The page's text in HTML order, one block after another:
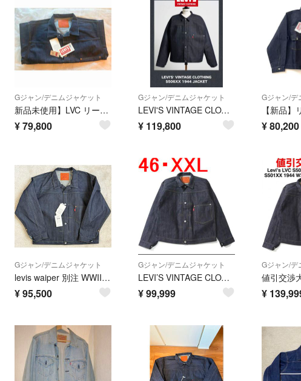
Gジャン/デニムジャケット
新品未使用】LVC リーバイス S506XX 大戦モデル 44 XL
¥79,800
Gジャン/デニムジャケット
LEVI'S VINTAGE CLOTHING S506XX 1944 JACKET 大戦モデル リジッド 1st復刻 タイプ1
¥ 119,800
Gジャン/デ
¥80,200
Gジャン/デニムジャケット
levis waiper 別注 WWII S506XXE size48
¥95,500
Gジャン/デニムジャケット
LEVI’S VINTAGE CLOTHING大戦モデル S506XX 1944 JACKET（1st） 46XXLT-BAC
¥99,999
Gジャン/デ
¥